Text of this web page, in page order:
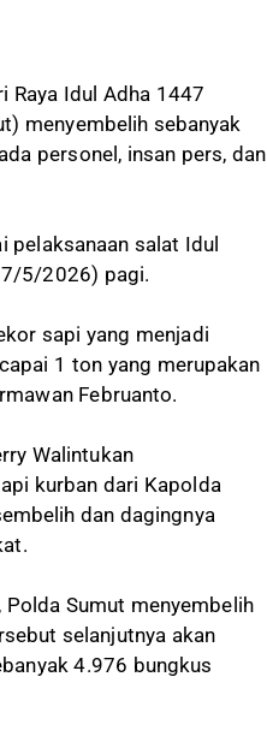
Raya Idul Adha 1447
menyembelih sebanyak
personel, insan pers, dan
pelaksanaan salat Idul
5/2026) pagi.
sapi yang menjadi
1 ton yang merupakan
Februanto.
Walintukan
kurban dari Kapolda
dan dagingnya
Polda Sumut menyembelih
selanjutnya akan
4.976 bungkus